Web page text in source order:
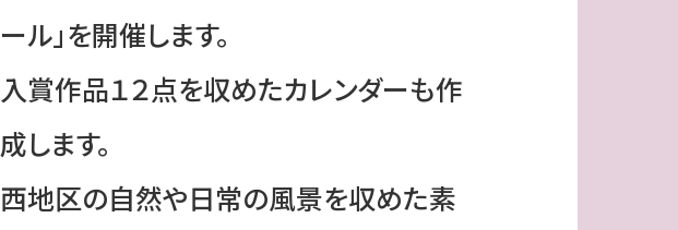
ール」を開催します。
入賞作品１２点を収めたカレンダーも作
成します。
西地区の自然や日常の風景を収めた素